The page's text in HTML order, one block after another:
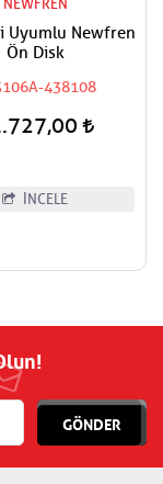
NEWFREN
Uyumlu Newfren
Ön Disk
438108
İNCELE
GÖNDER